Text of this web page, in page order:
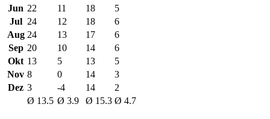
Jun 22 11 18
5
Jul 24 12 18
6
Aug 24 13 17
6
Sep 20 10 14
6
Okt 13 5 13
5
Nov 8 0 14
3
Dez 3 -4 14
2
Ø 13.5 Ø 3.9 Ø 15.3 Ø 4.7